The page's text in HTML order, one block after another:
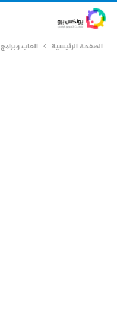
الصفحة الرئيسية العاب وبرامج